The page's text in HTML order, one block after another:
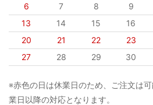
6
7 8 9
13
14 15 16
20
21 22 23
27
28 29 30
※赤色の日は休業日のため、ご注文は
業日以降の対応となります。